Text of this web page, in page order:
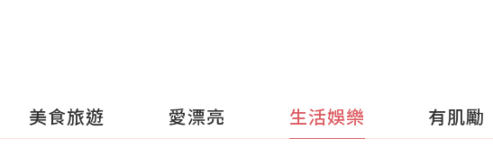
美食旅遊 愛漂亮 生活娛樂 有肌勵